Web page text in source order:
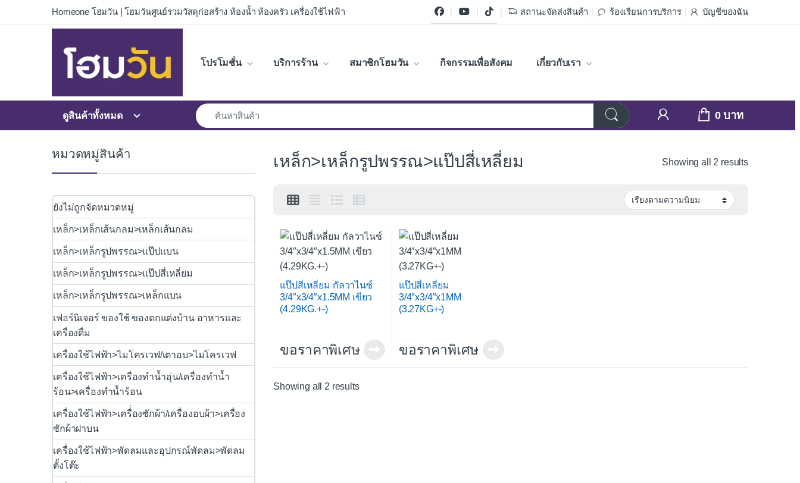
Skip to navigation
Skip to contentHomeone โฮมวัน | โฮมวันศูนย์รวมวัสดุก่อสร้าง ห้องน้ำ ห้องครัว เครื่องใช้ไฟฟ้า สถานะจัดส่งสินค้า ร้องเรียนการบริการ บัญชีของฉัน
โปรโมชั่น บริการร้าน สมาชิกโฮมวัน กิจกรรมเพื่อสังคม เกี่ยวกับเรา
ดูสินค้าทั้งหมด 0
เหล็ก>เหล็กรูปพรรณ>แป๊ปสี่เหลี่ยม Showing all 2 resultsSorted by
แป๊ปสี่เหลี่ยม กัลวาไนซ์
3/4″x3/4″x1.5MM เขียว
(4.29KG.+-)
ขอราคาพิเศษ
แป๊ปสี่เหลี่ยม
3/4″x3/4″x1MM
(3.27KG+-)
ขอราคาพิเศษ
Showing all 2 resultsSorted by average rating
หมวดหมู่สินค้า
ยังไม่ถูกจัดหมวดหมู่
เหล็ก>เหล็กเส้นกลม>เหล็กเส้นกลม
เหล็ก>เหล็กรูปพรรณ>แป๊ปแบน
เหล็ก>เหล็กรูปพรรณ>แป๊ปสี่เหลี่ยม
เหล็ก>เหล็กรูปพรรณ>เหล็กแบน
เฟอร์นิเจอร์ ของใช้ ของตกแต่งบ้าน อาหารและ
เครื่องดื่ม
เครื่องใช้ไฟฟ้า>ไมโครเวฟ/เตาอบ>ไมโครเวฟ
เครื่องใช้ไฟฟ้า>เครื่องทำน้ำอุ่น/เครื่องทำน้ำ
ร้อน>เครื่องทำน้ำร้อน
เครื่องใช้ไฟฟ้า>เครื่่องซักผ้า/เครื่องอบผ้า>เครื่อง
ซักผ้าฝาบน
เครื่องใช้ไฟฟ้า>พัดลมและอุปกรณ์พัดลม>พัดลม
ตั้งโต๊ะ